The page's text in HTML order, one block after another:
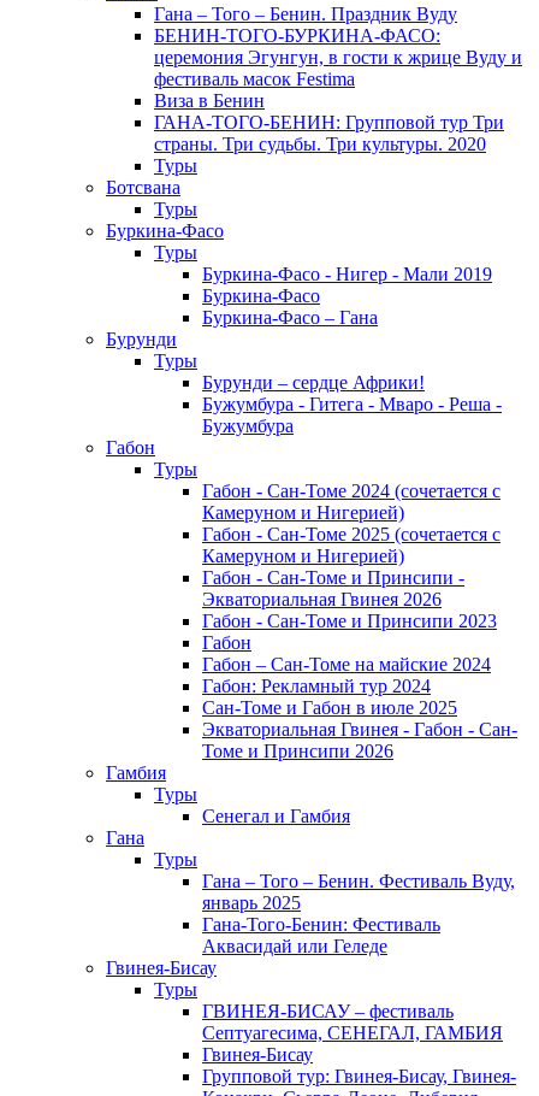
Гана – Того – Бенин. Праздник Вуду
БЕНИН-ТОГО-БУРКИНА-ФАСО:
церемония Эгунгун, в гости к жрице Вуду и
фестиваль масок Festima
Виза в Бенин
ГАНА-ТОГО-БЕНИН: Групповой тур Три
страны. Три судьбы. Три культуры. 2020
Туры
Ботсвана
Туры
Буркина-Фасо
Туры
Буркина-Фасо - Нигер - Мали 2019
Буркина-Фасо
Буркина-Фасо – Гана
Бурунди
Туры
Бурунди – сердце Африки!
Бужумбура - Гитега - Мваро - Реша -
Бужумбура
Габон
Туры
Габон - Сан-Томе 2024 (сочетается с
Камеруном и Нигерией)
Габон - Сан-Томе 2025 (сочетается с
Камеруном и Нигерией)
Габон - Сан-Томе и Принсипи -
Экваториальная Гвинея 2026
Габон - Сан-Томе и Принсипи 2023
Габон
Габон – Сан-Томе на майские 2024
Габон: Рекламный тур 2024
Сан-Томе и Габон в июле 2025
Экваториальная Гвинея - Габон - Сан-
Томе и Принсипи 2026
Гамбия
Туры
Сенегал и Гамбия
Гана
Туры
Гана – Того – Бенин. Фестиваль Вуду,
январь 2025
Гана-Того-Бенин: Фестиваль
Аквасидай или Геледе
Гвинея-Бисау
Туры
ГВИНЕЯ-БИСАУ – фестиваль
Септуагесима, СЕНЕГАЛ, ГАМБИЯ
Гвинея-Бисау
Групповой тур: Гвинея-Бисау, Гвинея-